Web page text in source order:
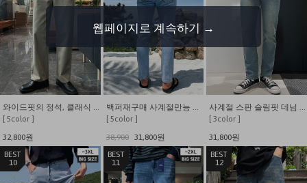
백퍼재구매 사계절만능 히든밴딩 스트레이트 슈퍼스판 데님팬츠
원
사계절 스판 슬림핏 데님 팬츠
12
숏/기본 무게는 덜어내고 시원함만 남긴 쿨링 밴딩 데님
39,800
29,800원
4
웹페이지로 계속하기 →